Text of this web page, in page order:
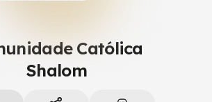
Católica
Shalom